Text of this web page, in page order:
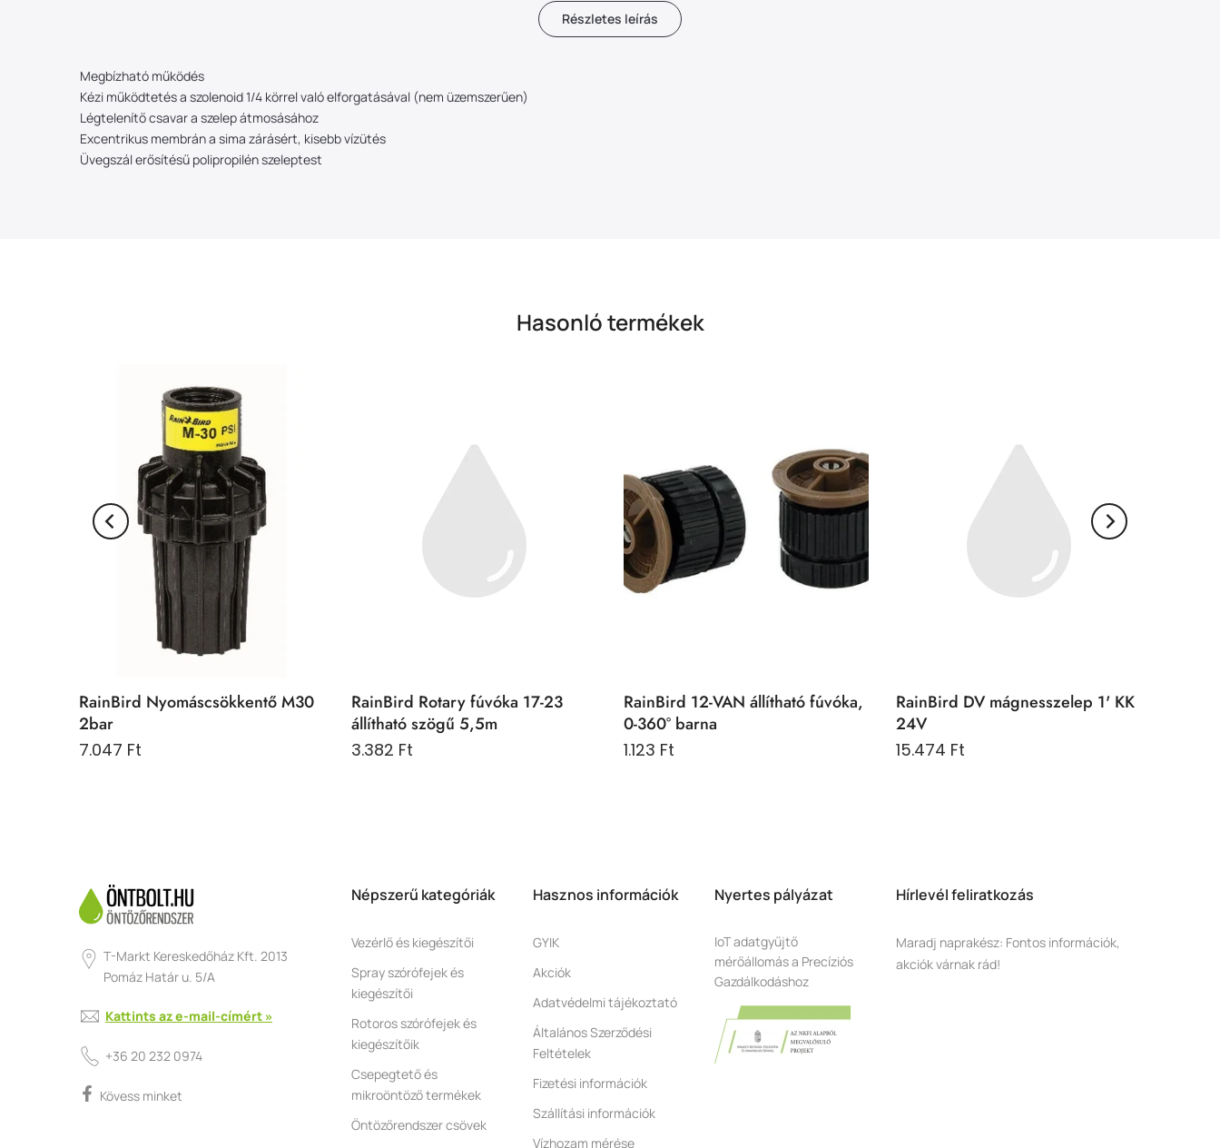
Részletes leírás
Megbízható működés
Kézi működtetés a szolenoid 1/4 körrel való elforgatásával (nem üzemszerűen)
Légtelenítő csavar a szelep átmosásához
Excentrikus membrán a sima zárásért, kisebb vízütés
Üvegszál erősítésű polipropilén szeleptest
Hasonló termékek
RainBird Nyomáscsökkentő M30
2bar
7.047 Ft
RainBird Rotary fúvóka 17-23
állítható szögű 5,5m
3.382 Ft
RainBird 12-VAN állítható fúvóka,
0-360° barna
1.123 Ft
RainBird DV mágnesszelep 1' KK
24V
15.474 Ft
T-Markt Kereskedőház Kft. 2013
Pomáz Határ u. 5/A
Kattints az e-mail-címért »
+36 20 232 0974
Kövess minket
Népszerű kategóriák
Vezérlő és kiegészítői
Spray szórófejek és
kiegészítői
Rotoros szórófejek és
kiegészítőik
Csepegtető és
mikroöntöző termékek
Öntözőrendszer csövek
Hasznos információk
GYIK
Akciók
Adatvédelmi tájékoztató
Általános Szerződési
Feltételek
Fizetési információk
Szállítási információk
Vízhozam mérése
Nyertes pályázat
IoT adatgyűjtő
mérőállomás a Precíziós
Gazdálkodáshoz
Hírlevél feliratkozás
Maradj naprakész: Fontos információk,
akciók várnak rád!